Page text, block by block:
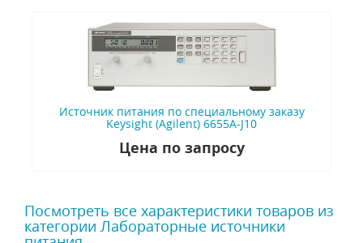
Источник питания по специальному заказу
Keysight (Agilent) 6655A-J10
Цена по запросу
Посмотреть все характеристики товаров из
категории Лабораторные источники